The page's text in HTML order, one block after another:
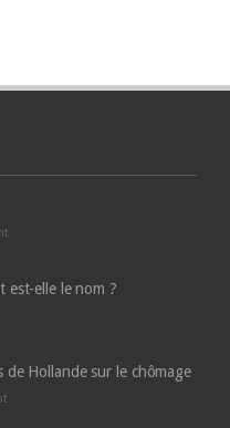
est-elle le nom ?
de Hollande sur le chômage